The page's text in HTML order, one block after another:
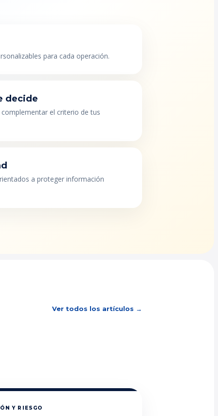
para cada operación.
decide
el criterio de tus
a proteger información
Ver todos los artículos →
Y RIESGO